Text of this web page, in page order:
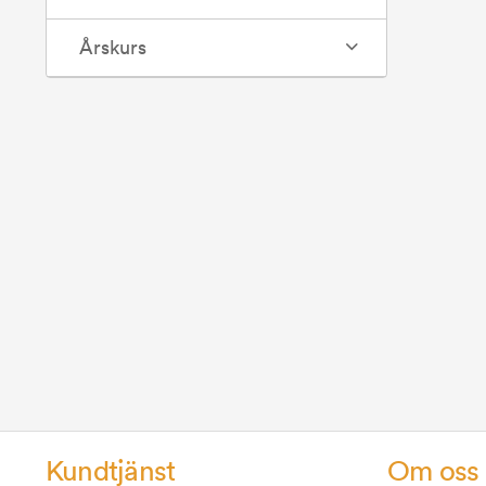
Årskurs
Kundtjänst Om oss